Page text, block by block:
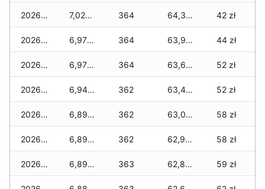
2026-05-28 7,020 zł 364 64,330 zł 42 zł
2026-05-27 6,970 zł 364 63,910 zł 44 zł
2026-05-26 6,970 zł 364 63,600 zł 52 zł
2026-05-25 6,940 zł 362 63,470 zł 52 zł
2026-05-24 6,890 zł 362 63,050 zł 58 zł
2026-05-23 6,890 zł 362 62,940 zł 58 zł
2026-05-22 6,890 zł 363 62,840 zł 59 zł